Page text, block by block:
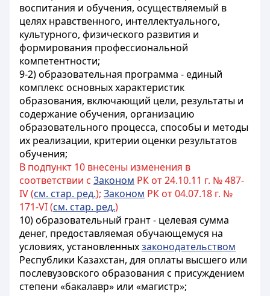
воспитания и обучения, осуществляемый в
целях нравственного, интеллектуального,
культурного, физического развития и
формирования профессиональной
компетентности;
9-2) образовательная программа - единый
комплекс основных характеристик
образования, включающий цели, результаты и
содержание обучения, организацию
образовательного процесса, способы и методы
их реализации, критерии оценки результатов
обучения;
В подпункт 10 внесены изменения в
соответствии с 3аконом РК от 24.10.11 г. № 487-
IV (см. стар. ред.); Законом РК от 04.07.18 г. №
171-VI (см. стар. ред.)
10) образовательный грант - целевая сумма
денег, предоставляемая обучающемуся на
условиях, установленныхзаконодательством
Республики Казахстан, для оплаты высшего или
послевузовского образования с присуждением
степени «бакалавр» или «магистр»;